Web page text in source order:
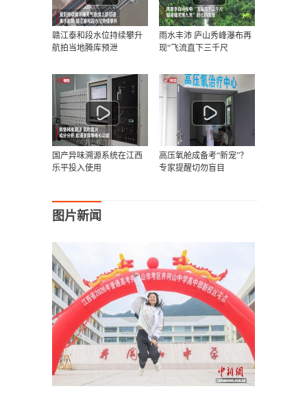
赣江泰和段水位持续攀升
航拍当地腾库预泄
雨水丰沛 庐山秀峰瀑布再
现“飞流直下三千尺
国产异味溯源系统在江西
乐平投入使用
高压氧舱成备考“新宠”？
专家提醒切勿盲目
图片新闻